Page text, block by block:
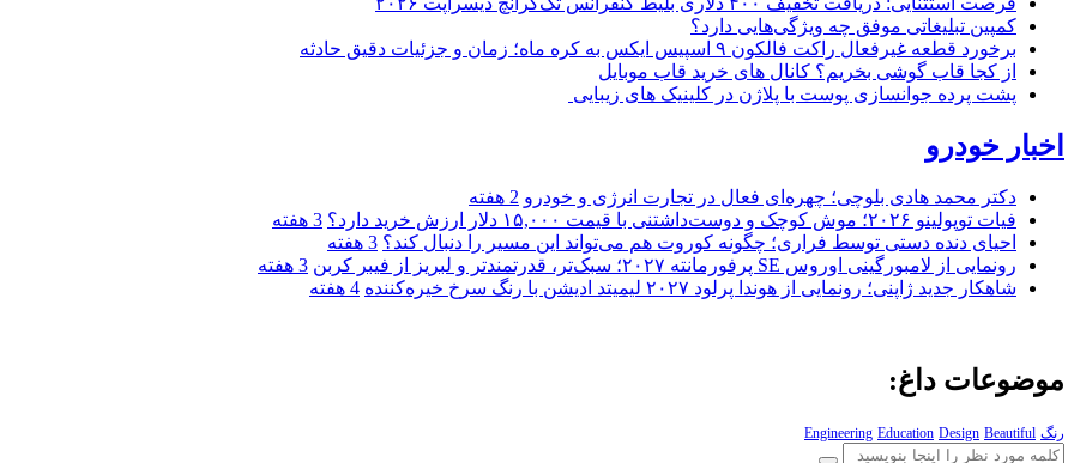
کمپین تبلیغاتی موفق چه ویژگی‌هایی دارد؟
برخورد قطعه غیرفعال راکت فالکون ۹ اسپیس ایکس به کره ماه؛ زمان و جزئیات دقیق حادثه
از کجا قاب گوشی بخریم؟ کانال های خرید قاب موبایل
پشت پرده جوانسازی پوست با پلاژن در کلینیک های زیبایی
اخبار خودرو
دکتر محمد هادی بلوچی؛ چهره‌ای فعال در تجارت انرژی و خودرو 2 هفته
فیات توپولینو ۲۰۲۶؛ موش کوچک و دوست‌داشتنی با قیمت ۱۵,۰۰۰ دلار ارزش خرید دارد؟
3 هفته
احیای دنده دستی توسط فراری؛ چگونه کوروت هم می‌تواند این مسیر را دنبال کند؟ 3 هفته
رونمایی از لامبورگینی اوروس SE پرفورمانته ۲۰۲۷؛ سبک‌تر، قدرتمندتر و لبریز از فیبر کربن
3 هفته
شاهکار جدید ژاپنی؛ رونمایی از هوندا پرلود ۲۰۲۷ لیمیتد ادیشن با رنگ سرخ خیره‌کننده
4 هفته
موضوعات داغ:
رنگ Engineering Education Design Beautiful